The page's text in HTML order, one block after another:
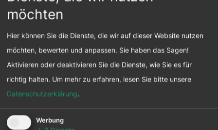
Wahrnehmung der Verantwortung für die
Lieferanteneinbindung – Code of Conduct
als Mindestanforderung
Produkte mit dem Label „Einfach
nachhaltiger“ erfüllen nachprüfbare
Standards in den Kategorien Material,
Herstellung, Nutzung und Entsorgung
möchten
Hier können Sie die Dienste, die wir auf dieser Website nutzen
möchten, bewerten und anpassen. Sie haben das Sagen!
Aktivieren oder deaktivieren Sie die Dienste, wie Sie es für
richtig halten. Um mehr zu erfahren, lesen Sie bitte unsere
Datenschutzerklärung.
Werbung